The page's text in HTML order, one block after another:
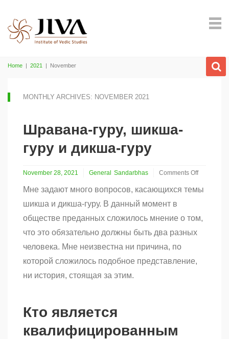
Home | 2021 | November
MONTHLY ARCHIVES: NOVEMBER 2021
Шравана-гуру, шикша-
гуру и дикша-гуру
November 28, 2021 General Sandarbhas
Comments Off
Шравана-
гуру
дикша-
гуру
Мне задают много вопросов, касающихся темы
шикша и дикша-гуру. В данный момент в
обществе преданных сложилось мнение о том,
что это обязательно должны быть два разных
человека. Мне неизвестна ни причина, по
которой сложилось подобное представление,
ни история, стоящая за этим.
Кто является
квалифицированным